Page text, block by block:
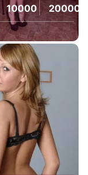
10000 20000